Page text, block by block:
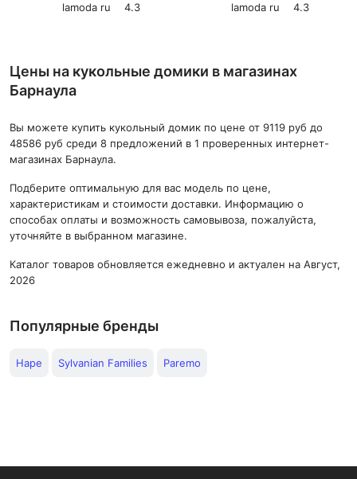
lamoda ru
4.3
lamoda ru
4.3
Цены на кукольные домики в магазинах
Барнаула
Вы можете купить кукольный домик по цене от 9119 руб до
48586 руб среди 8 предложений в 1 проверенных интернет-
магазинах Барнаула.
Подберите оптимальную для вас модель по цене,
характеристикам и стоимости доставки. Информацию о
способах оплаты и возможность самовывоза, пожалуйста,
уточняйте в выбранном магазине.
Каталог товаров обновляется ежедневно и актуален на Август,
2026
Популярные бренды
Hape Sylvanian Families Paremo